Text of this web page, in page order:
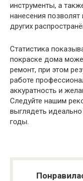
инструменты, а
нанесения
других
Статистика
покраске дома
ремонт, при этом
работе
аккуратность и
Следуйте нашим
выглядеть
годы.